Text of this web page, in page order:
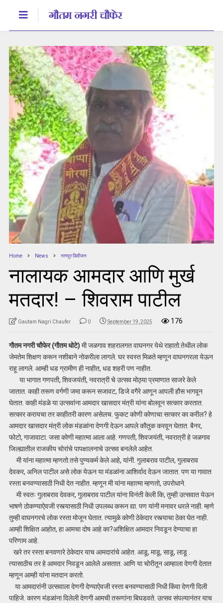
Home News नागपुर डिवीजन
नालायक आमदार आणि मुर्ख
मतदार! – शिवराम पाटील
Gautam Nagri Chaufer 0 September 19, 2025 176
गौतम नगरी चौफेर (गौतम धोटे) मी जळगाव शहरालगत वाघनगर येथे राहातो.तेथील लोक
जेमतेम शिक्षण करून नशीबाने नोकरीला लागले. घर स्वस्त मिळते म्हणून वाघनगरला येऊन
राहू लागले. आम्ही धड ग्रामीण ही नाहीत, धड शहरी पण नाहीत.
या भागात गणपती, शिवजयंती, नवरात्री चे उत्सव मोठ्या प्रमाणात साजरे केले
जातात. काही तरूण वर्गणी जमा करून सजावट, डिजे वगैरे आणून आपली हौस भागवून
घेतात. काही मंडळे या उत्सवांना आमदार खासदार मंत्री यांना बोलवून सत्कार करतात.
सत्कार करायचा तर काहीतरी कारण असेलच. फुकट कोणी कोणाचा सत्कार का करील? हे
आमदार खासदार मंत्री लोक मंडळांना देणगी देऊन आपले कौतुक करवून घेतात. बैनर,
फोटो, गाजावाटा. जसा कोणी महात्मा आला आहे. गणपती, शिवजयंती, नवरात्री हे जळगाव
जिल्ह्यातील राजकीय चोरांचे पापक्षालनाचे उत्सव बनलेले आहेत.
मी यांना महात्मा म्हणतो.तसे पुण्यकर्म केले आहे, यांनी. गुलाबराव पाटील, गुलाबराव
देवकर, अनिल पाटील असे लोक येऊन या मंडळांना आशिर्वाद देऊन जातात. पण या गावात
रस्ता बनवण्यासाठी निधी देत नाहीत. म्हणून मी यांना महात्मा म्हणतो, उपरोधाने.
मी स्वतः गुलाबराव देवकर, गुलाबराव पाटील यांना विनंती केली कि, तुम्ही उत्सवात येऊन
भाषणे ठोकण्याऐवजी रस्त्यासाठी निधी उपलब्ध करून द्या. पण यांनी मनावर धरले नाही. म्हणे
तुम्ही वाघनगरचे लोक रस्ता मोजून घेतात. त्यामुळे कोणी ठेकेदार रस्त्याचा ठेका घेत नाही.
आम्ही शिक्षित आहोत, हा आमचा दोष आहे का?अशिक्षित आमदार निवडून देण्याचा हा
परिणाम आहे.
खरे तर रस्ता बनवणारे ठेकेदार याच आमदारांचे आहेत. आडू, माडू, साडू, लाडू .
त्यासाठीच तर हे आमदार निवडून आलेले असतात. आणि या चोरीतून आम्हाला देणगी देतात
म्हणून आम्ही यांना मतदान करतो.
या आमदारांनी उत्सवाला देणगी देण्याऐवजी रस्ता बनवण्यासाठी निधी किंवा देणगी दिली
पाहिजे. कारण मंडळांना दिलेली देणगी आमची तरूणांना बिघडवते. उत्सव संपल्यानंतर याच